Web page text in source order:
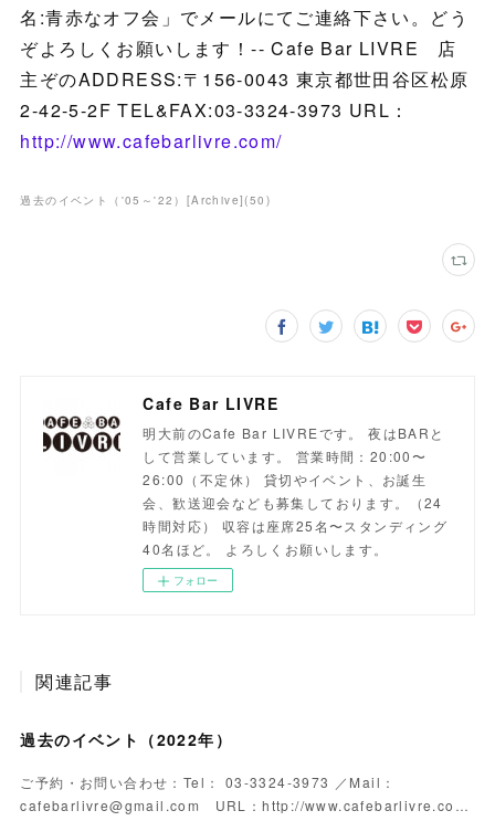
名:青赤なオフ会」でメールにてご連絡下さい。どう
ぞよろしくお願いします！-- Cafe Bar LIVRE 店
主ぞのADDRESS:〒156-0043 東京都世田谷区松原
2-42-5-2F TEL&FAX:03-3324-3973 URL：
http://www.cafebarlivre.com/
過去のイベント（'05～'22）[Archive](50 )
Cafe Bar LIVRE
明大前のCafe Bar LIVREです。 夜はBARと
して営業しています。 営業時間：20:00〜
26:00（不定休） 貸切やイベント、お誕生
会、歓送迎会なども募集しております。（24
時間対応） 収容は座席25名〜スタンディング
40名ほど。 よろしくお願いします。
フォロー
関連記事
過去のイベント（2022年）
ご予約・お問い合わせ：Tel： 03-3324-3973 ／Mail：
cafebarlivre@gmail.com URL：http://www.cafebarlivre.co…